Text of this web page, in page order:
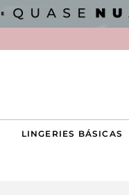
LINGERIES BÁSICAS